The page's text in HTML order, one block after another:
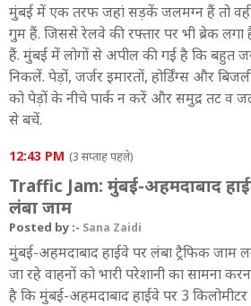
मुंबई में एक तरफ जहां सड़कें जलमग्न हैं तो वहीं
गुम हैं. जिससे रेलवे की रफ्तार पर भी ब्रेक लगा
हैं. मुंबई में लोगों से अपील की गई है कि बहुत
निकलें. पेड़ों, जर्जर इमारतों, होर्डिंग्स और
को पेड़ों के नीचे पार्क न करें और समुद्र तट व
से बचें.
12:43 PM (3 सप्ताह पहले)
Traffic Jam: मुंबई-अहमदाबाद
लंबा जाम
Posted by :- Sana Zaidi
मुंबई-अहमदाबाद हाईवे पर लंबा ट्रैफिक
जा रहे वाहनों को भारी परेशानी का सामना
है कि मुंबई-अहमदाबाद हाईवे पर 3